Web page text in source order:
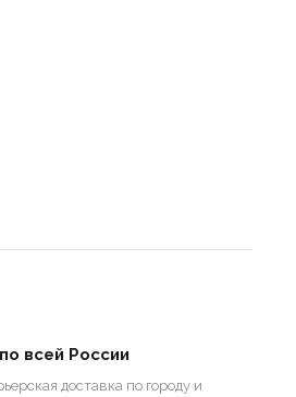
всей России
доставка по городу и